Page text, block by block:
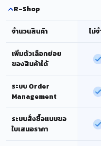
R-Shop
จำนวนสินค้า ไม่
เพิ่มตัวเลือกย่อย
ของสินค้าได้
ระบบ Order
Management
ระบบสั่งซื้อแบบขอ
ใบเสนอราคา